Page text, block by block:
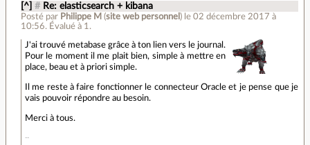
[^] # Re: elasticsearch + kibana
Posté par Philippe M (site web personnel ) le 02 décembre 2017 à
10:56. Évalué à 1 .
J'ai trouvé metabase grâce à ton lien vers le journal.
Pour le moment il me plait bien, simple à mettre en
place, beau et à priori simple.
Il me reste à faire fonctionner le connecteur Oracle et je pense que je
vais pouvoir répondre au besoin.
Merci à tous.